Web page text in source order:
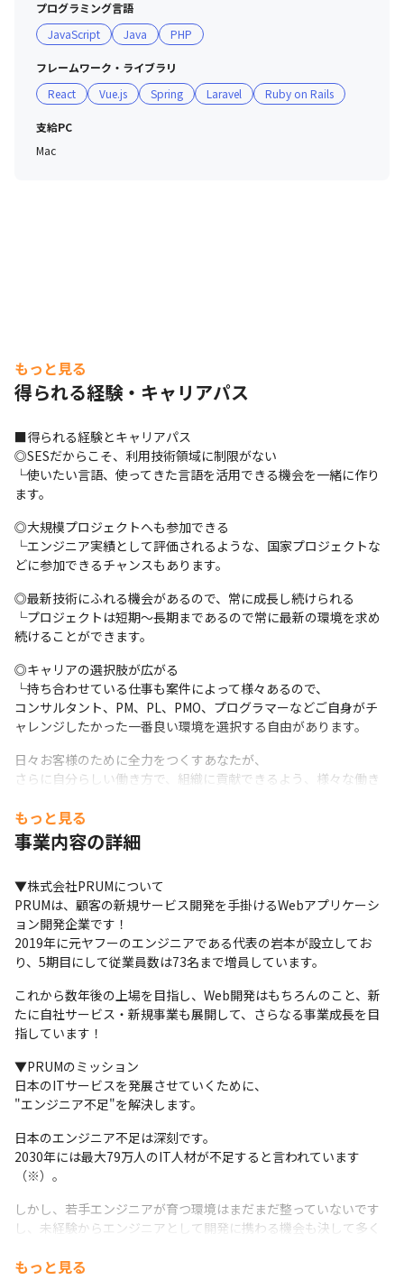
プログラミング言語
JavaScript
Java PHP
フレームワーク・ライブラリ
React
Vue.js Spring Laravel Ruby on Rails
支給PC
Mac
もっと見る
得られる経験・キャリアパス
■得られる経験とキャリアパス
◎SESだからこそ、利用技術領域に制限がない
└使いたい言語、使ってきた言語を活用できる機会を一緒に作り
ます。
◎大規模プロジェクトへも参加できる
└エンジニア実績として評価されるような、国家プロジェクトな
どに参加できるチャンスもあります。
◎最新技術にふれる機会があるので、常に成長し続けられる
└プロジェクトは短期〜長期まであるので常に最新の環境を求め
続けることができます。
◎キャリアの選択肢が広がる
└持ち合わせている仕事も案件によって様々あるので、
コンサルタント、PM、PL、PMO、プログラマーなどご自身がチ
ャレンジしたかった一番良い環境を選択する自由があります。
日々お客様のために全力をつくすあなたが、
さらに自分らしい働き方で、組織に貢献できるよう、様々な働き
自社プロダクトではない分、個人としての成長を一番感じられる
会社、それがPRUMです。
もっと見る
事業内容の詳細
▼株式会社PRUMについて
PRUMは、顧客の新規サービス開発を手掛けるWebアプリケーシ
ョン開発企業です！
2019年に元ヤフーのエンジニアである代表の岩本が設立してお
り、5期目にして従業員数は73名まで増員しています。
これから数年後の上場を目指し、Web開発はもちろんのこと、新
たに自社サービス・新規事業も展開して、さらなる事業成長を目
指しています！
▼PRUMのミッション
日本のITサービスを発展させていくために、
"エンジニア不足"を解決します。
日本のエンジニア不足は深刻です。
2030年には最大79万人のIT人材が不足すると言われています
（※）。
しかし、若手エンジニアが育つ環境はまだまだ整っていないです
し、未経験からエンジニアとして開発に携わる機会も決して多く
結果として、エンジニアを志した方の9割は、途中で挫折してしま
もっと見る